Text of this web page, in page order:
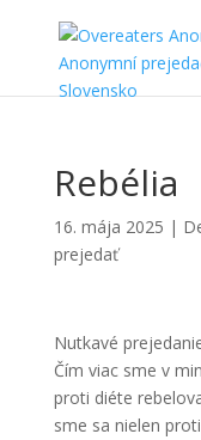
Rebélia
16. mája 2025 |
prejedať
Nutkavé
Čím viac sme v
proti diéte
sme sa nielen